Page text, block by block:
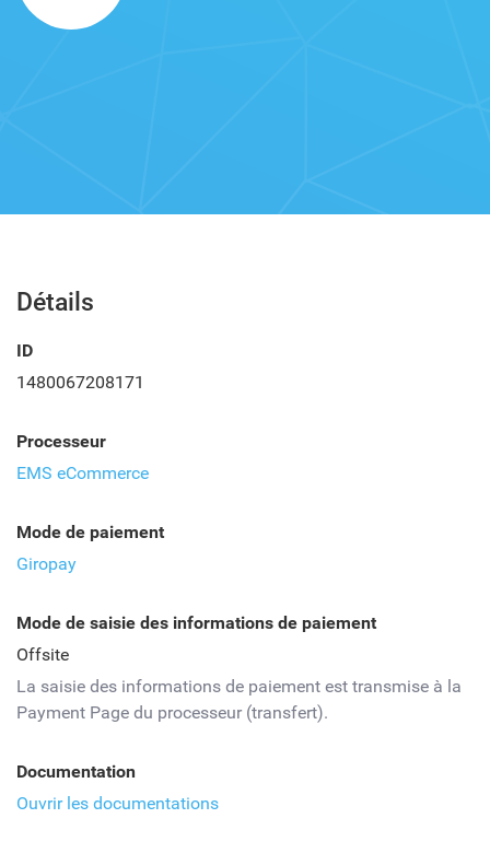
Détails
ID
1480067208171
Processeur
EMS eCommerce
Mode de paiement
Giropay
Mode de saisie des informations de paiement
Offsite
La saisie des informations de paiement est transmise à la
Payment Page du processeur (transfert).
Documentation
Ouvrir les documentations